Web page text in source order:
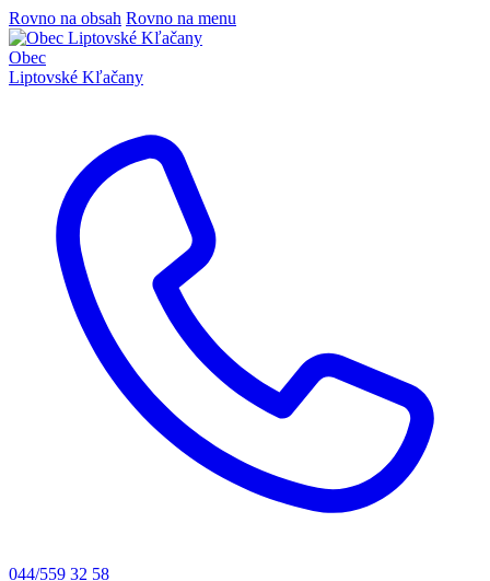
Rovno na obsah Rovno na menu
Obec
Liptovské Kľačany
044/559 32 58